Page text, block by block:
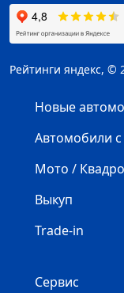
Рейтинги яндекс, ©
Новые
Автомобили
Мото / Квадро
Выкуп
Trade-in
Сервис